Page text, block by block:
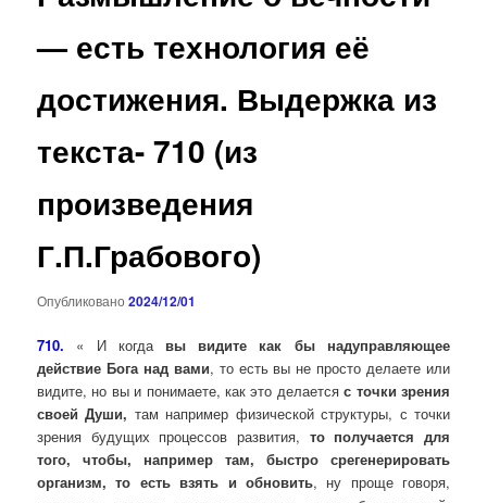
— есть технология её
достижения. Выдержка из
текста- 710 (из
произведения
Г.П.Грабового)
Опубликовано2024/12/01
710. « И когда вы видите как бы надуправляющее
действие Бога над вами, то есть вы не просто делаете или
видите, но вы и понимаете, как это делаетсяс точки зрения
своей Души, там например физической структуры, с точки
зрения будущих процессов развития, то получается для
того, чтобы, например там, быстро срегенерировать
организм, то есть взять и обновить, ну проще говоря,